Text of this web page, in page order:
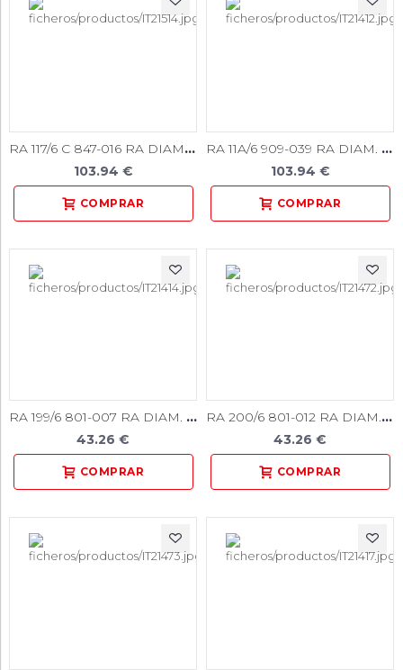
RA 117/6 C 847-016 RA DIAM. 6U.
103.94 €
RA 11A/6 909-039 RA DIAM. MEDIO 6U.
103.94 €
RA 199/6 801-007 RA DIAM. MEDIO 6U.
43.26 €
RA 200/6 801-012 RA DIAM. MEDIO 6U.
43.26 €